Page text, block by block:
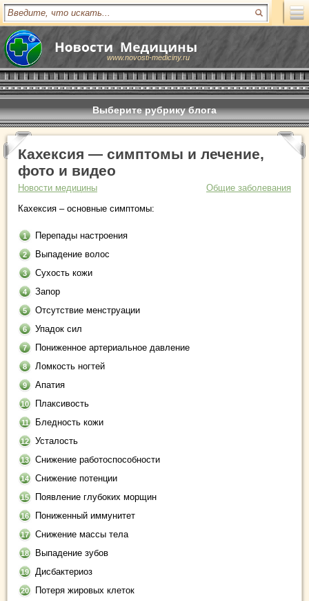
www.novosti-mediciny.ru
Выберите рубрику блога
Кахексия — симптомы и лечение,
фото и видео
Новости медицины
Общие заболевания
Кахексия – основные симптомы:
Перепады настроения
Выпадение волос
Сухость кожи
Запор
Отсутствие менструации
Упадок сил
Пониженное артериальное давление
Ломкость ногтей
Апатия
Плаксивость
Бледность кожи
Усталость
Снижение работоспособности
Снижение потенции
Появление глубоких морщин
Пониженный иммунитет
Снижение массы тела
Выпадение зубов
Дисбактериоз
Потеря жировых клеток